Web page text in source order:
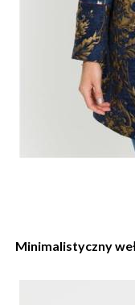
Minimalistyczny